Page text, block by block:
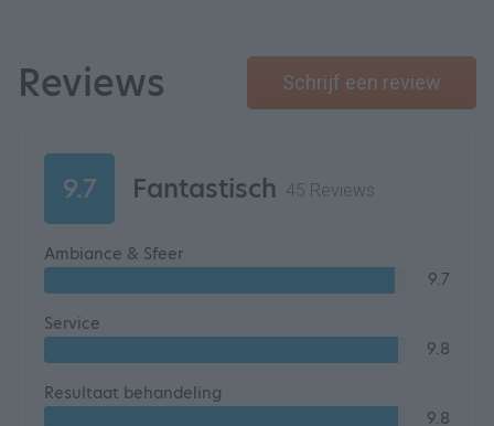
Reviews Schrijf een review
9.7 Fantastisch 45 Reviews
Ambiance & Sfeer
9.7
Service
9.8
Resultaat behandeling
9.8